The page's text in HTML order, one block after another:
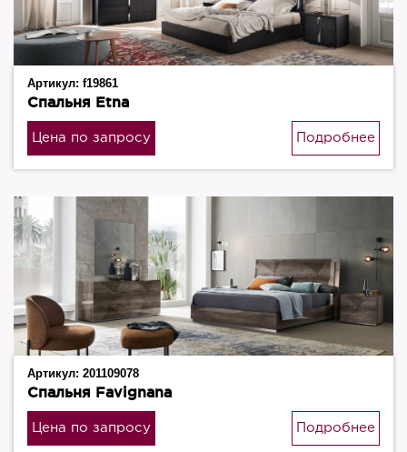
Артикул: f19861
Спальня Etna
Цена по запросу Подробнее
Артикул: 201109078
Спальня Favignana
Цена по запросу Подробнее